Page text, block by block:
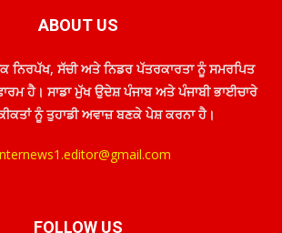
ABOUT US
ਨਿਰਪੱਖ, ਸੱਚੀ ਅਤੇ ਨਿਡਰ ਪੱਤਰਕਾਰਤਾ ਨੂੰ ਸਮਰਪਿਤ
ਹੈ। ਸਾਡਾ ਮੁੱਖ ਉਦੇਸ਼ ਪੰਜਾਬ ਅਤੇ ਪੰਜਾਬੀ ਭਾਈਚਾਰੇ
ਨੂੰ ਤੁਹਾਡੀ ਅਵਾਜ਼ ਬਣਕੇ ਪੇਸ਼ ਕਰਨਾ ਹੈ।
FOLLOW US